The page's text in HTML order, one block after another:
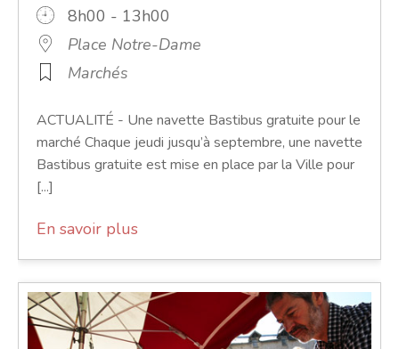
8h00 - 13h00
Place Notre-Dame
Marchés
ACTUALITÉ - Une navette Bastibus gratuite pour le
marché Chaque jeudi jusqu’à septembre, une navette
Bastibus gratuite est mise en place par la Ville pour
[...]
En savoir plus